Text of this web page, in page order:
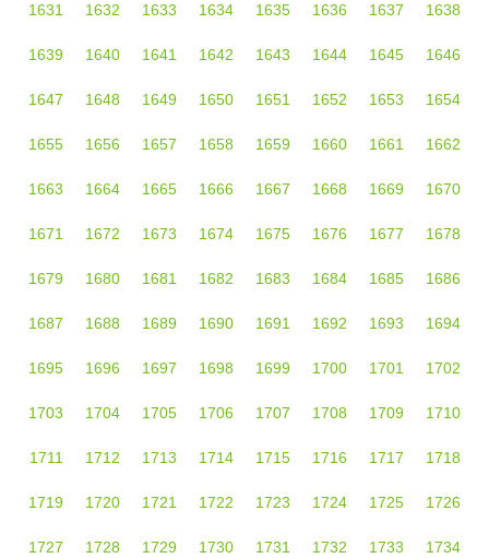
1631 1632 1633 1634 1635 1636 1637 1638
1639 1640 1641 1642 1643 1644 1645 1646
1647 1648 1649 1650 1651 1652 1653 1654
1655 1656 1657 1658 1659 1660 1661 1662
1663 1664 1665 1666 1667 1668 1669 1670
1671 1672 1673 1674 1675 1676 1677 1678
1679 1680 1681 1682 1683 1684 1685 1686
1687 1688 1689 1690 1691 1692 1693 1694
1695 1696 1697 1698 1699 1700 1701 1702
1703 1704 1705 1706 1707 1708 1709 1710
1711 1712 1713 1714 1715 1716 1717 1718
1719 1720 1721 1722 1723 1724 1725 1726
1727 1728 1729 1730 1731 1732 1733 1734